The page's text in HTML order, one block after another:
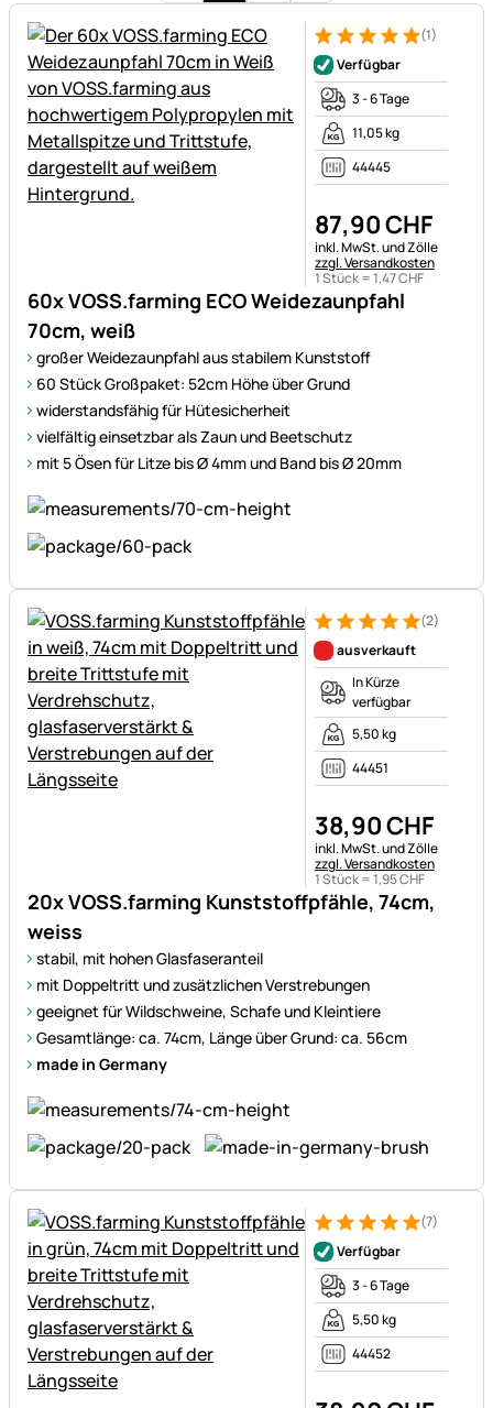
60x VOSS.farming ECO Weidezaunpfahl
70cm, weiß
großer Weidezaunpfahl aus stabilem Kunststoff
60 Stück Großpaket: 52cm Höhe über Grund
widerstandsfähig für Hütesicherheit
vielfältig einsetzbar als Zaun und Beetschutz
mit 5 Ösen für Litze bis Ø 4mm und Band bis Ø 20mm
Bewertung: 5 von 5 (1
1 Bewertung
(1)
Verfügbar
3 - 6 Tage
11,05 kg
44445
87,90CHF
Steuerhinweis:
inkl. MwSt. und Zölle
zzgl. Versandkosten
1 Stück =1,47CHF
20x VOSS.farming Kunststoffpfähle, 74cm,
weiss
stabil, mit hohen Glasfaseranteil
mit Doppeltritt und zusätzlichen Verstrebungen
geeignet für Wildschweine, Schafe und Kleintiere
Gesamtlänge: ca. 74cm, Länge über Grund: ca. 56cm
made in Germany
Bewertung: 5 von 5 (2
2 Bewertungen
(2)
ausverkauft
In Kürze
verfügbar
5,50 kg
44451
38,90CHF
Steuerhinweis:
inkl. MwSt. und Zölle
zzgl. Versandkosten
1 Stück =1,95CHF
Bewertung: 5 von 5 (7
7 Bewertungen
(7)
Verfügbar
3 - 6 Tage
5,50 kg
44452